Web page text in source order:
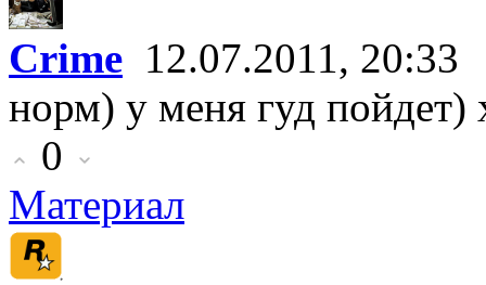
Crime 12.07.2011, 20:33
норм) у меня гуд пойдет)
0
Материал